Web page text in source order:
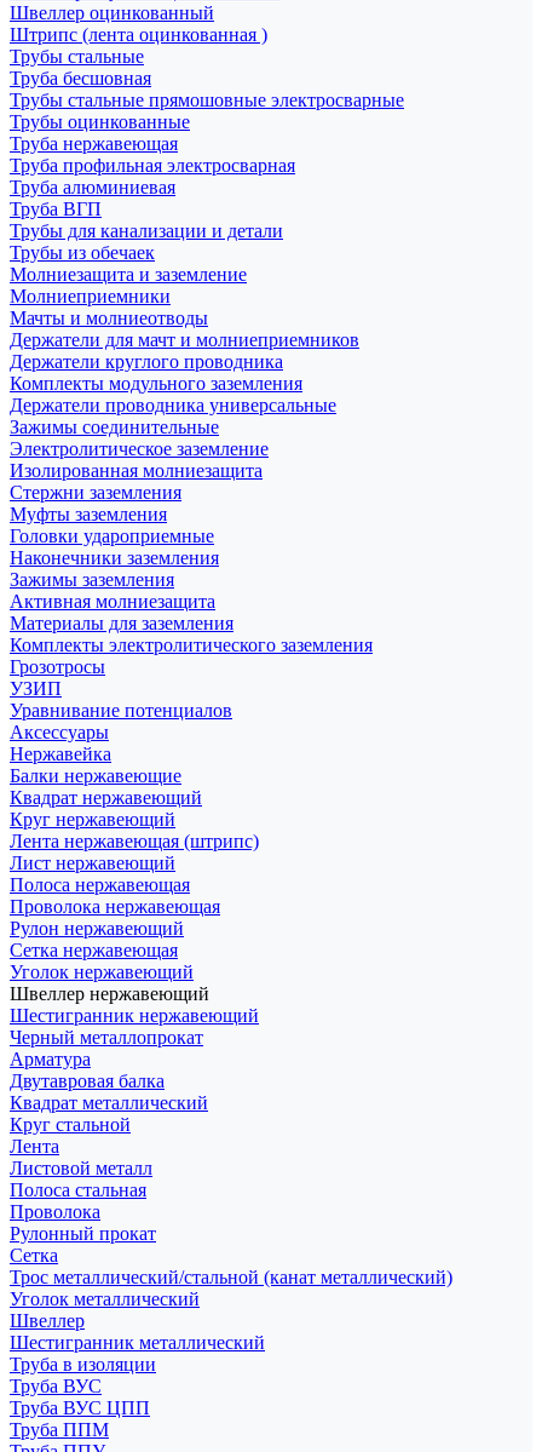
Швеллер оцинкованный
Штрипс (лента оцинкованная )
Трубы стальные
Труба бесшовная
Трубы стальные прямошовные электросварные
Трубы оцинкованные
Труба нержавеющая
Труба профильная электросварная
Труба алюминиевая
Труба ВГП
Трубы для канализации и детали
Трубы из обечаек
Молниезащита и заземление
Молниеприемники
Мачты и молниеотводы
Держатели для мачт и молниеприемников
Держатели круглого проводника
Комплекты модульного заземления
Держатели проводника универсальные
Зажимы соединительные
Электролитическое заземление
Изолированная молниезащита
Стержни заземления
Муфты заземления
Головки удароприемные
Наконечники заземления
Зажимы заземления
Активная молниезащита
Материалы для заземления
Комплекты электролитического заземления
Грозотросы
УЗИП
Уравнивание потенциалов
Аксессуары
Нержавейка
Балки нержавеющие
Квадрат нержавеющий
Круг нержавеющий
Лента нержавеющая (штрипс)
Лист нержавеющий
Полоса нержавеющая
Проволока нержавеющая
Рулон нержавеющий
Сетка нержавеющая
Уголок нержавеющий
Швеллер нержавеющий
Шестигранник нержавеющий
Черный металлопрокат
Арматура
Двутавровая балка
Квадрат металлический
Круг стальной
Лента
Листовой металл
Полоса стальная
Проволока
Рулонный прокат
Сетка
Трос металлический/стальной (канат металлический)
Уголок металлический
Швеллер
Шестигранник металлический
Труба в изоляции
Труба ВУС
Труба ВУС ЦПП
Труба ППМ